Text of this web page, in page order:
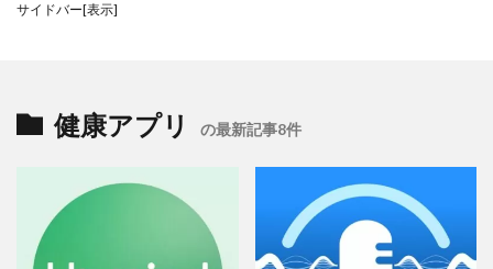
20年以上も最高記録が更新されてないって、やっぱり何かしらの
寿命カウントダウンアプリで人生を見
サイドバー[表示]
健康アプリ の最新記事8件